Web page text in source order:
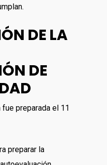
DE LA
DE
preparada el 11
preparar la